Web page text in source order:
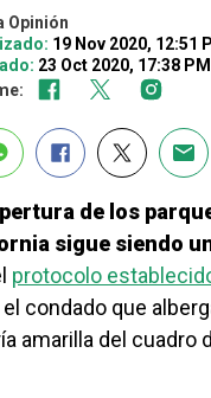
Opinión
19 Nov 2020, 12:51
23 Oct 2020, 17:38
de los
sigue siendo
protocolo
condado que
amarilla del cuadro